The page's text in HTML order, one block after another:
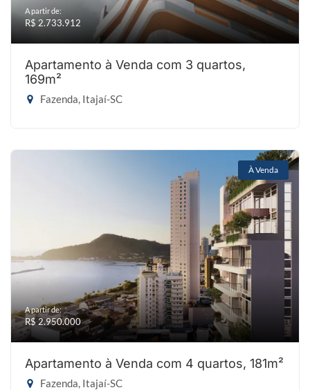
A partir de:
R$ 2.733.912
Apartamento à Venda com 3 quartos,
169m²
Fazenda, Itajaí-SC
À Venda
A partir de:
R$ 2.950.000
Apartamento à Venda com 4 quartos, 181m²
Fazenda, Itajaí-SC